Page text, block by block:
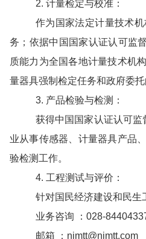
2. 计量检定与校准：
作为国家法定计量技术
务；依据中国国家认证认可监
质能力为全国各地计量技术机
量器具强制检定任务和政府委托
3. 产品检验与检测：
获得中国国家认证认可
业从事传感器、计量器具产品
验检测工作。
4. 工程测试与评价：
针对国民经济建设和民生
业务咨询 ：028-
邮箱 ：nimtt@nimtt.com